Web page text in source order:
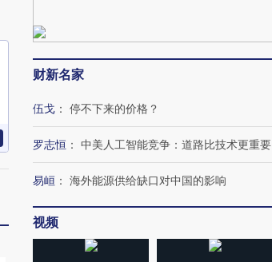
财新名家
伍戈 ： 停不下来的价格？
罗志恒 ： 中美人工智能竞争：道路比技术更重要
易峘 ： 海外能源供给缺口对中国的影响
视频